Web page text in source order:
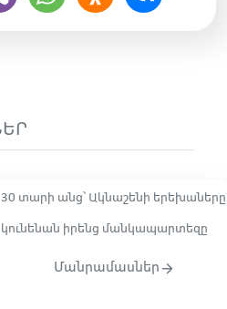
30 տարի անց՝ Ակնաշենի երեխաները
կունենան իրենց մանկապարտեզը
Մանրամասներ